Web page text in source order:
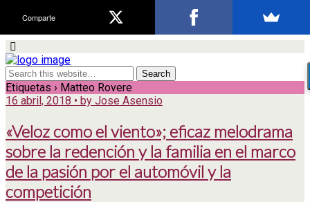
Etiquetas › Matteo Rovere
16 abril, 2018 • by Jose Asensio
«Veloz como el viento»; eficaz melodrama
sobre la redención y la familia en el marco
de la pasión por el automóvil y la
competición
Comparte